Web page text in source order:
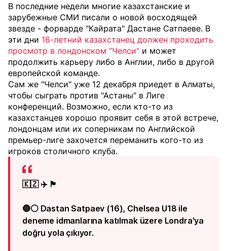
В последние недели многие казахстанские и
зарубежные СМИ писали о новой восходящей
звезде - форварде "Кайрата" Дастане Сатпаеве. В
эти дни 16-летний казахстанец должен проходить
просмотр в лондонском "Челси" и может
продолжить карьеру либо в Англии, либо в другой
европейской команде.
Сам же "Челси" уже 12 декабря приедет в Алматы,
чтобы сыграть против "Астаны" в Лиге
конференций. Возможно, если кто-то из
казахстанцев хорошо проявит себя в этой встрече,
лондонцам или их соперникам по Английской
премьер-лиге захочется переманить кого-то из
игроков столичного клуба.
🇰🇿 ✈️ 🏴󠁧󠁢󠁥󠁮󠁧󠁿
🔵⚪ Dastan Satpaev (16), Chelsea U18 ile
deneme idmanlarına katılmak üzere Londra'ya
doğru yola çıkıyor.